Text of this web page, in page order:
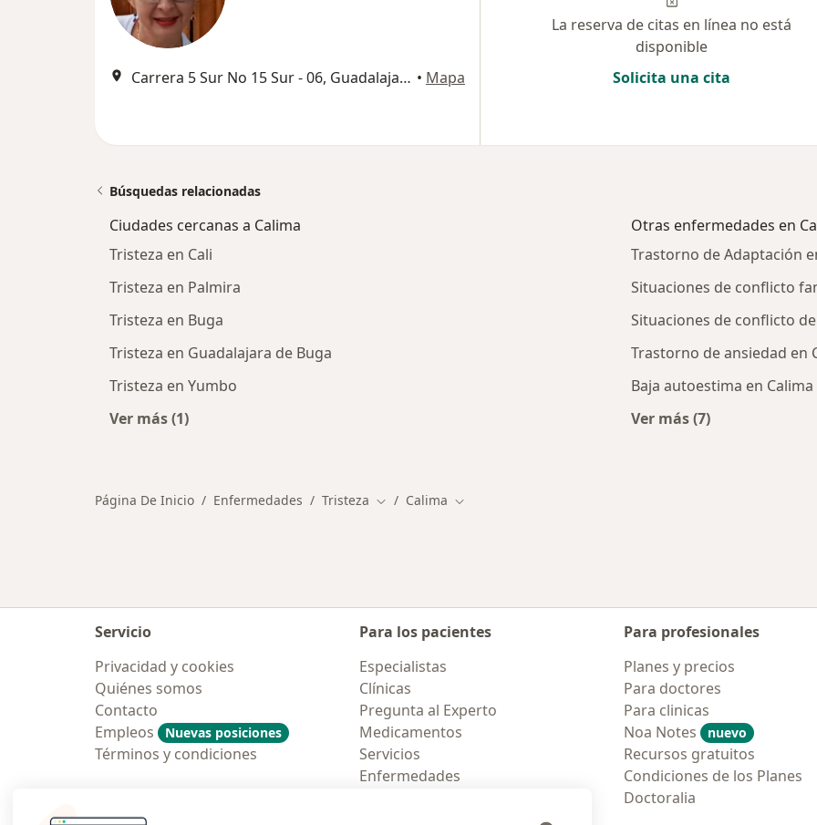
Carrera 5 Sur No 15 Sur - 06, Guadalajara de Buga • Mapa
La reserva de citas en línea no está
disponible
Solicita una cita
Búsquedas relacionadas
Ciudades cercanas a Calima
Tristeza en Cali
Tristeza en Palmira
Tristeza en Buga
Tristeza en Guadalajara de Buga
Tristeza en Yumbo
Ver más (1)
Otras enfermedades en
Trastorno de Adaptación
Situaciones de conflicto
Situaciones de conflicto
Trastorno de ansiedad en
Baja autoestima en Calima
Ver más (7)
Página De Inicio Enfermedades Tristeza Cambiar de ciudad
Calima Cambiar de ciudad
Servicio
Privacidad y cookies
Quiénes somos
Contacto
Empleos
Nuevas posiciones
Términos y condiciones
Para los pacientes
Especialistas
Clínicas
Pregunta al Experto
Medicamentos
Servicios
Enfermedades
Para profesionales
Planes y precios
Para doctores
Para clinicas
Noa Notes
nuevo
Recursos gratuitos
Condiciones de los Planes
Doctoralia